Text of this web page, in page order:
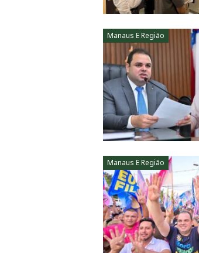
Manaus E Região
Manaus E Região